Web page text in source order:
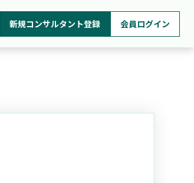
新規コンサルタント登録 会員ログイン